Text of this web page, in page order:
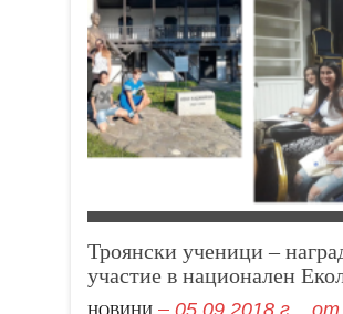
Троянски ученици –
участие в национален